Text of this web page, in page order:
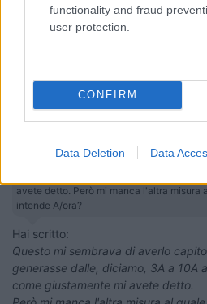
functionality and fraud
user protection.
CONFIRM
Data Deletion Data
Mick KoKorde World President
19/11/2017 alle:
Questo mi sembrava di averlo capito.
avete detto. Però mi manca l'altra misura
intende A/ora?
Hai scritto:
Questo mi sembrava di averlo
generasse dalle, diciamo, 3A a 10A
come giustamente mi avete detto.